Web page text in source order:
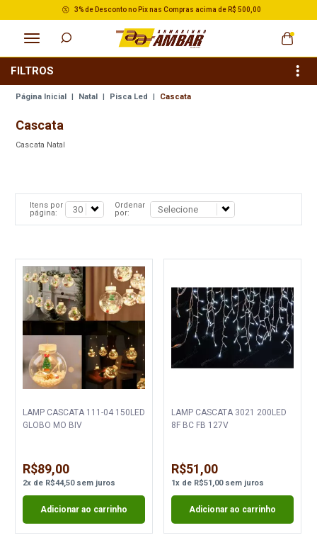
3% de Desconto no Pix nas Compras acima de R$ 500,00
Página Inicial | Natal | Pisca Led | Cascata
FILTROS
Cascata
Cascata Natal
Itens por
página:
Ordenar
por:
LAMP CASCATA 111-04 150LED
GLOBO MO BIV
R$89,00
2x de R$44,50sem juros
Adicionar ao carrinho
LAMP CASCATA 3021 200LED
8F BC FB 127V
R$51,00
1xde R$51,00sem juros
Adicionar ao carrinho